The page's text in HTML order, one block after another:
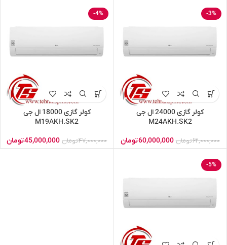
-3%
کولر گازی 24000 ال جی
M24AKH.SK2
62,000,000تومان 60,000,000تومان
-4%
کولر گازی 18000 ال جی
M19AKH.SK2
47,000,000تومان 45,000,000تومان
-5%